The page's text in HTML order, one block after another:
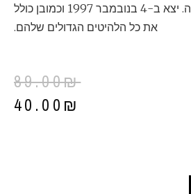
שמסכם 13 שנות קריירה. יצא ב-4 בנובמבר 1997 וכמובן כולל
את כל הלהיטים הגדולים שלהם.
89.00₪
40.00 ₪